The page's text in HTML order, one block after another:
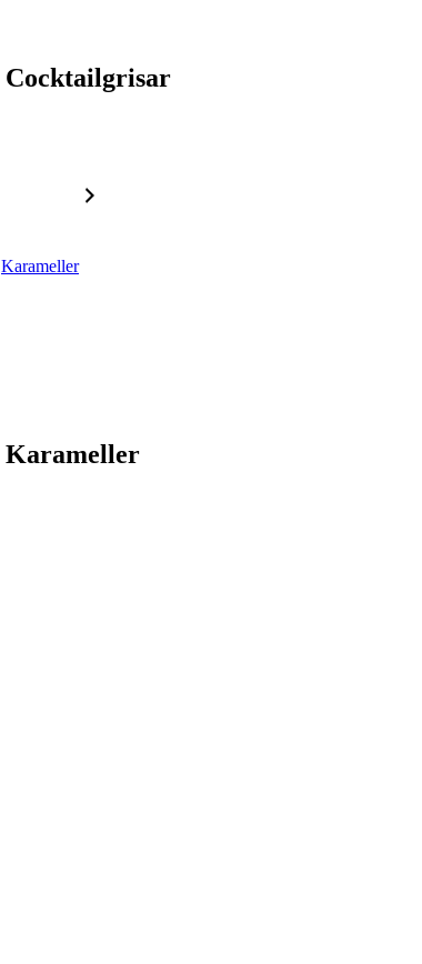
Cocktailgrisar
Karameller
Karameller